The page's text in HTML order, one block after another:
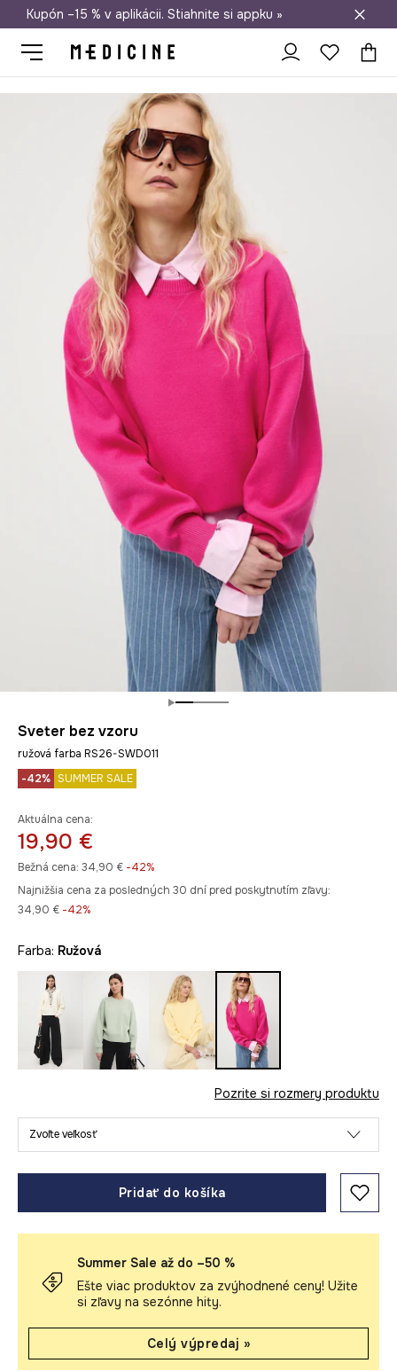
Doprava zadarmo od 50 €
Kupón –15 % v aplikácii. Stiahnite si appku »
Sveter bez vzoru
ružová farba RS26-SWD011
-42% SUMMER SALE
Aktuálna cena:
19,90 €
Bežná cena: 34,90 € -42%
Najnižšia cena za posledných 30 dní pred poskytnutím zľavy:
34,90 € -42%
Farba: ružová
Pozrite si rozmery produktu
Zvoľte veľkosť
Pridať do košíka
Summer Sale až do –50 %
Ešte viac produktov za zvýhodnené ceny! Užite
si zľavy na sezónne hity.
Celý výpredaj »